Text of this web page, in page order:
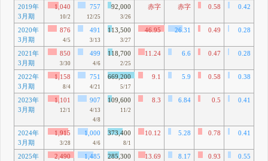
2019年
3月期
1,040
10/2
757
12/25
92,000
3/26
赤字 赤字 0.58 0.42
2020年
3月期
876
4/5
491
3/13
113,500
3/27
46.95 26.31 0.49 0.28
2021年
3月期
850
3/30
499
4/6
118,700
2/25
11.24 6.6 0.47 0.28
2022年
3月期
1,158
8/4
751
4/21
669,200
5/17
9.1 5.9 0.58 0.38
2023年
3月期
1,101
12/1
907
4/13
4/8
109,600
11/2
8.3 6.84 0.5 0.41
2024年
3月期
1,915
3/28
1,000
4/6
373,400
8/1
10.12 5.28 0.78 0.41
2025年
2,490 1,485 285,300 13.69 8.17 0.93 0.55